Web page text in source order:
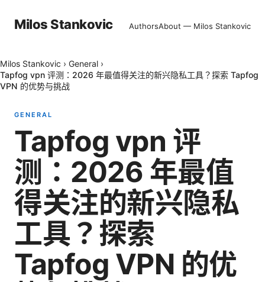
Milos Stankovic AuthorsAbout — Milos Stankovic
Milos Stankovic › General ›
Tapfog vpn 评测：2026 年最值得关注的新兴隐私工具？探索 Tapfog
VPN 的优势与挑战
GENERAL
Tapfog vpn 评
测：2026 年最值
得关注的新兴隐私
工具？探索
Tapfog VPN 的优